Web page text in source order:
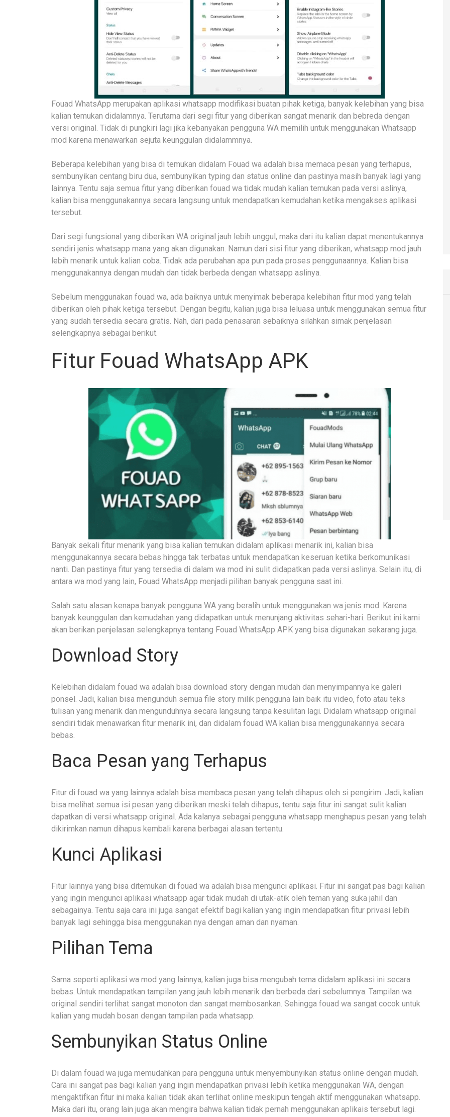
Fouad WhatsApp merupakan aplikasi whatsapp modifikasi buatan pihak ketiga, banyak kelebihan yang bisa
kalian temukan didalamnya. Terutama dari segi fitur yang diberikan sangat menarik dan bebreda dengan
versi original. Tidak di pungkiri lagi jika kebanyakan pengguna WA memilih untuk menggunakan Whatsapp
mod karena menawarkan sejuta keunggulan didalammnya.
Beberapa kelebihan yang bisa di temukan didalam Fouad wa adalah bisa memaca pesan yang terhapus,
sembunyikan centang biru dua, sembunyikan typing dan status online dan pastinya masih banyak lagi yang
lainnya. Tentu saja semua fitur yang diberikan fouad wa tidak mudah kalian temukan pada versi aslinya,
kalian bisa menggunakannya secara langsung untuk mendapatkan kemudahan ketika mengakses aplikasi
tersebut.
Dari segi fungsional yang diberikan WA original jauh lebih unggul, maka dari itu kalian dapat menentukannya
sendiri jenis whatsapp mana yang akan digunakan. Namun dari sisi fitur yang diberikan, whatsapp mod jauh
lebih menarik untuk kalian coba. Tidak ada perubahan apa pun pada proses penggunaannya. Kalian bisa
menggunakannya dengan mudah dan tidak berbeda dengan whatsapp aslinya.
Sebelum menggunakan fouad wa, ada baiknya untuk menyimak beberapa kelebihan fitur mod yang telah
diberikan oleh pihak ketiga tersebut. Dengan begitu, kalian juga bisa leluasa untuk menggunakan semua fitur
yang sudah tersedia secara gratis. Nah, dari pada penasaran sebaiknya silahkan simak penjelasan
selengkapnya sebagai berikut.
Fitur Fouad WhatsApp APK
Banyak sekali fitur menarik yang bisa kalian temukan didalam aplikasi menarik ini, kalian bisa
menggunakannya secara bebas hingga tak terbatas untuk mendapatkan keseruan ketika berkomunikasi
nanti. Dan pastinya fitur yang tersedia di dalam wa mod ini sulit didapatkan pada versi aslinya. Selain itu, di
antara wa mod yang lain, Fouad WhatsApp menjadi pilihan banyak pengguna saat ini.
Salah satu alasan kenapa banyak pengguna WA yang beralih untuk menggunakan wa jenis mod. Karena
banyak keunggulan dan kemudahan yang didapatkan untuk menunjang aktivitas sehari-hari. Berikut ini kami
akan berikan penjelasan selengkapnya tentang Fouad WhatsApp APK yang bisa digunakan sekarang juga.
Download Story
Kelebihan didalam fouad wa adalah bisa download story dengan mudah dan menyimpannya ke galeri
ponsel. Jadi, kalian bisa mengunduh semua file story milik pengguna lain baik itu video, foto atau teks
tulisan yang menarik dan mengunduhnya secara langsung tanpa kesulitan lagi. Didalam whatsapp original
sendiri tidak menawarkan fitur menarik ini, dan didalam fouad WA kalian bisa menggunakannya secara
bebas.
Baca Pesan yang Terhapus
Fitur di fouad wa yang lainnya adalah bisa membaca pesan yang telah dihapus oleh si pengirim. Jadi, kalian
bisa melihat semua isi pesan yang diberikan meski telah dihapus, tentu saja fitur ini sangat sulit kalian
dapatkan di versi whatsapp original. Ada kalanya sebagai pengguna whatsapp menghapus pesan yang telah
dikirimkan namun dihapus kembali karena berbagai alasan tertentu.
Kunci Aplikasi
Fitur lainnya yang bisa ditemukan di fouad wa adalah bisa mengunci aplikasi. Fitur ini sangat pas bagi kalian
yang ingin mengunci aplikasi whatsapp agar tidak mudah di utak-atik oleh teman yang suka jahil dan
sebagainya. Tentu saja cara ini juga sangat efektif bagi kalian yang ingin mendapatkan fitur privasi lebih
banyak lagi sehingga bisa menggunakan nya dengan aman dan nyaman.
Pilihan Tema
Sama seperti aplikasi wa mod yang lainnya, kalian juga bisa mengubah tema didalam aplikasi ini secara
bebas. Untuk mendapatkan tampilan yang jauh lebih menarik dan berbeda dari sebelumnya. Tampilan wa
original sendiri terlihat sangat monoton dan sangat membosankan. Sehingga fouad wa sangat cocok untuk
kalian yang mudah bosan dengan tampilan pada whatsapp.
Sembunyikan Status Online
Di dalam fouad wa juga memudahkan para pengguna untuk menyembunyikan status online dengan mudah.
Cara ini sangat pas bagi kalian yang ingin mendapatkan privasi lebih ketika menggunakan WA, dengan
mengaktifkan fitur ini maka kalian tidak akan terlihat online meskipun tengah aktif menggunakan whatsapp.
Maka dari itu, orang lain juga akan mengira bahwa kalian tidak pernah menggunakan aplikais tersebut lagi.